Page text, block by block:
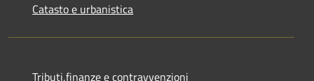
Catasto e urbanistica
Tributi,finanze e contravvenzioni